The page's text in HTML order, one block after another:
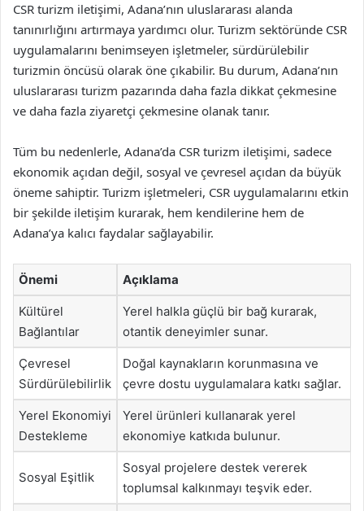
CSR turizm iletişimi, Adana’nın uluslararası alanda
tanınırlığını artırmaya yardımcı olur. Turizm sektöründe CSR
uygulamalarını benimseyen işletmeler, sürdürülebilir
turizmin öncüsü olarak öne çıkabilir. Bu durum, Adana’nın
uluslararası turizm pazarında daha fazla dikkat çekmesine
ve daha fazla ziyaretçi çekmesine olanak tanır.
Tüm bu nedenlerle, Adana’da CSR turizm iletişimi, sadece
ekonomik açıdan değil, sosyal ve çevresel açıdan da büyük
öneme sahiptir. Turizm işletmeleri, CSR uygulamalarını etkin
bir şekilde iletişim kurarak, hem kendilerine hem de
Adana’ya kalıcı faydalar sağlayabilir.
Önemi Açıklama
Kültürel
Bağlantılar
Yerel halkla güçlü bir bağ kurarak,
otantik deneyimler sunar.
Çevresel
Sürdürülebilirlik
Doğal kaynakların korunmasına ve
çevre dostu uygulamalara katkı sağlar.
Yerel Ekonomiyi
Destekleme
Yerel ürünleri kullanarak yerel
ekonomiye katkıda bulunur.
Sosyal Eşitlik
Sosyal projelere destek vererek
toplumsal kalkınmayı teşvik eder.